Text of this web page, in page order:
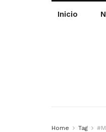
Inicio
Home Tag